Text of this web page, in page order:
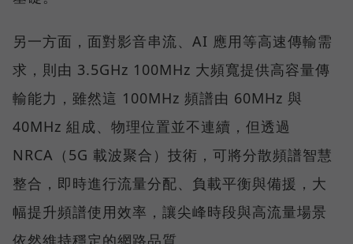
另一方面，面對影音串流、AI 應用等高速傳輸需
求，則由 3.5GHz 100MHz 大頻寬提供高容量傳
輸能力，雖然這 100MHz 頻譜由 60MHz 與
40MHz 組成、物理位置並不連續，但透過
NRCA（5G 載波聚合）技術，可將分散頻譜智慧
整合，即時進行流量分配、負載平衡與備援，大
幅提升頻譜使用效率，讓尖峰時段與高流量場景
依然維持穩定的網路品質。